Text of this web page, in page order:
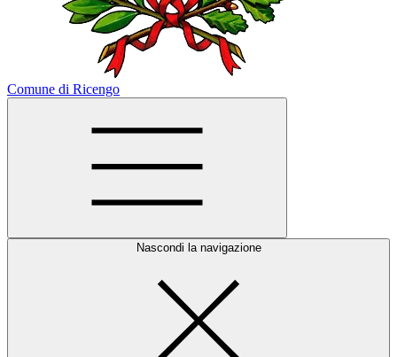
Comune di Ricengo
Nascondi la navigazione